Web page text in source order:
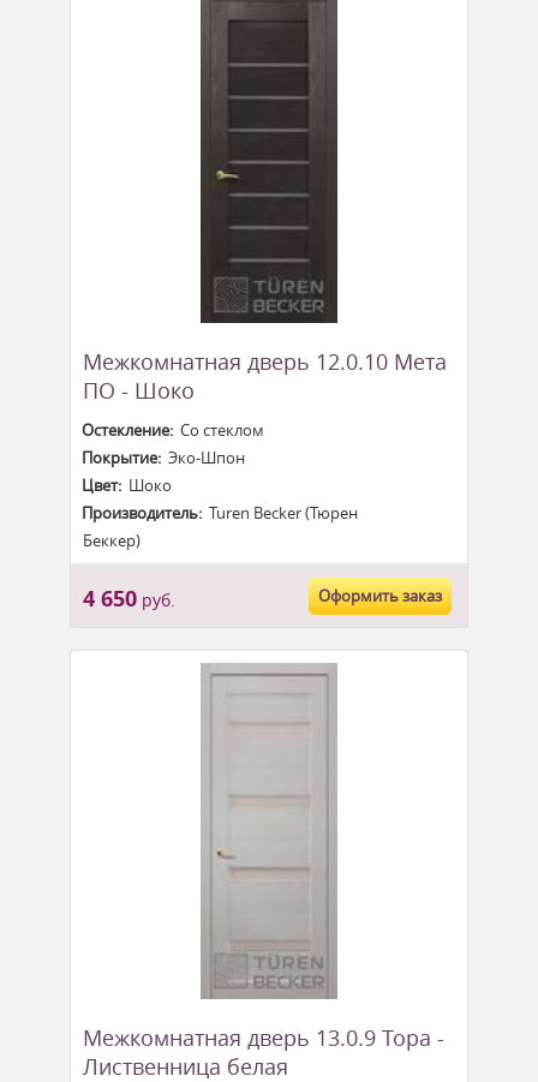
Межкомнатная дверь 12.0.10 Мета
ПО - Шоко
Остекление:Со стеклом
Покрытие:Эко-Шпон
Цвет:Шоко
Производитель:Turen Becker (Тюрен
Беккер)
4 650руб. Оформить заказ
Межкомнатная дверь 13.0.9 Тора -
Лиственница белая